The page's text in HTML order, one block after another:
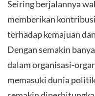
Seiring berjalannya
memberikan
terhadap kemajuan
Dengan semakin
dalam organisasi-
memasuki dunia